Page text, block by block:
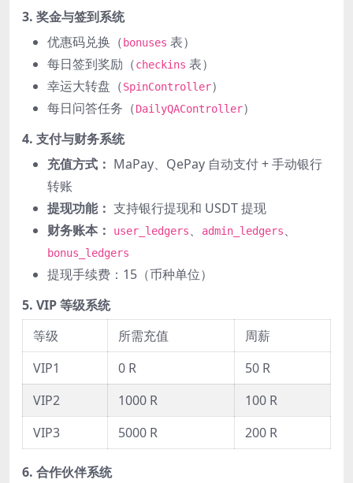
3. 奖金与签到系统
优惠码兑换（ bonuses 表）
每日签到奖励（checkins 表）
幸运大转盘（SpinController）
每日问答任务（DailyQAController）
4. 支付与财务系统
充值方式： MaPay、QePay 自动支付 + 手动银行
转账
提现功能： 支持银行提现和 USDT 提现
财务账本：
user_ledgers、 admin_ledgers、
bonus_ledgers
提现手续费：15（币种单位）
5. VIP 等级系统
等级
所需充值
周薪
VIP1
0 R
50 R
VIP2
1000 R
100 R
VIP3
5000 R 200 R
6. 合作伙伴系统